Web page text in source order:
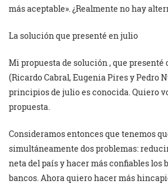
más aceptable». ¿Realmente no hay
La solución que presenté en julio
Mi propuesta de solución , que presenté
(Ricardo Cabral, Eugenia Pires y Pedro
principios de julio es conocida. Quiero
propuesta.
Consideramos entonces que tenemos
simultáneamente dos problemas:
neta del país y hacer más confiables los
bancos. Ahora quiero hacer más